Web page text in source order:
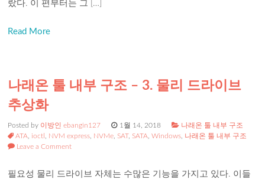
랐다. 이 편부터는 그 […]
Read More
나래온 툴 내부 구조 – 3. 물리 드라이브
추상화
Posted by 이방인 ebangin127 1월 14, 2018
나래온 툴 내부 구조
ATA
ioctl NVM express NVMe SAT, SATA ,Windows 나래온 툴 내부 구조
Leave a Comment
필요성 물리 드라이브 자체는 수많은 기능을 가지고 있다. 이들